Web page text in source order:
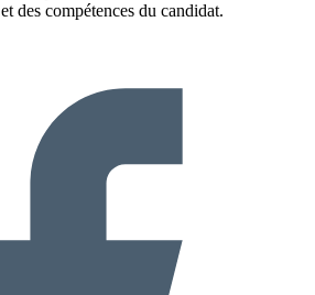
des compétences du candidat.